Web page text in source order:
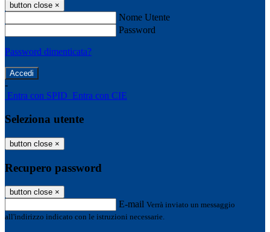
button close ×
Nome Utente
Password
Password dimenticata?
-
Entra con SPID Entra con CIE
Seleziona utente
button close ×
Recupero password
button close ×
E-mail Verrà inviato un messaggio
all'indirizzo indicato con le istruzioni necessarie.